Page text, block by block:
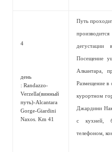
4
день
: Randazzo-
Verzella(винный
путь)-Alcantara
Gorge-Giardini
Naxos. Km 41
Путь
Посещение
Алкантара,
Размещение в
курортном
Джардини
с кухней,
телефоном,